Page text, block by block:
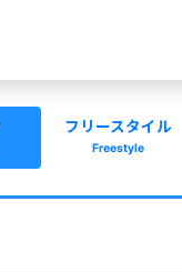
フリースタイル
Freestyle